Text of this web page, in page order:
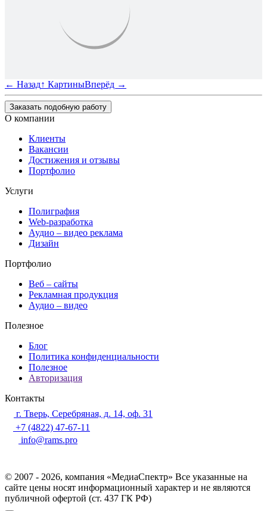
← Назад↑ КартиныВперёд →
Заказать подобную работу
О компании
Клиенты
Вакансии
Достижения и отзывы
Портфолио
Услуги
Полиграфия
Web-разработка
Аудио – видео реклама
Дизайн
Портфолио
Веб – сайты
Рекламная продукция
Аудио – видео
Полезное
Блог
Политика конфиденциальности
Полезное
Авторизация
Контакты
г. Тверь, Серебряная, д. 14, оф. 31
+7 (4822) 47-67-11
info@rams.pro
© 2007 - 2026, компания «МедиаСпектр» Все указанные на
сайте цены носят информационный характер и не являются
публичной офертой (ст. 437 ГК РФ)